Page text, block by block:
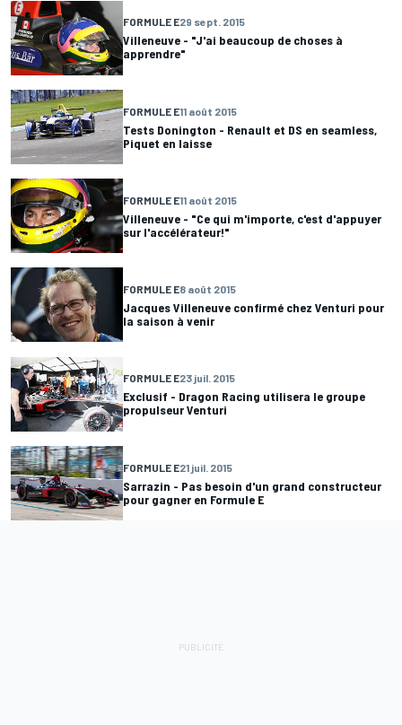
FORMULE E29 sept. 2015
Villeneuve - "J'ai beaucoup de choses à
apprendre"
FORMULE E11 août 2015
Tests Donington - Renault et DS en seamless,
Piquet en laisse
FORMULE E11 août 2015
Villeneuve - "Ce qui m'importe, c'est d'appuyer
sur l'accélérateur!"
FORMULE E8 août 2015
Jacques Villeneuve confirmé chez Venturi pour
la saison à venir
FORMULE E23 juil. 2015
Exclusif - Dragon Racing utilisera le groupe
propulseur Venturi
FORMULE E21 juil. 2015
Sarrazin - Pas besoin d'un grand constructeur
pour gagner en Formule E